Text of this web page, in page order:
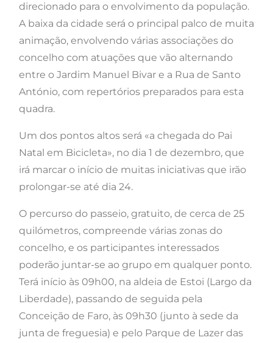
direcionado para o envolvimento da população.
A baixa da cidade será o principal palco de muita
animação, envolvendo várias associações do
concelho com atuações que vão alternando
entre o Jardim Manuel Bivar e a Rua de Santo
António, com repertórios preparados para esta
quadra.
Um dos pontos altos será «a chegada do Pai
Natal em Bicicleta», no dia 1 de dezembro, que
irá marcar o início de muitas iniciativas que irão
prolongar-se até dia 24.
O percurso do passeio, gratuito, de cerca de 25
quilómetros, compreende várias zonas do
concelho, e os participantes interessados
poderão juntar-se ao grupo em qualquer ponto.
Terá início às 09h00, na aldeia de Estoi (Largo da
Liberdade), passando de seguida pela
Conceição de Faro, às 09h30 (junto à sede da
junta de freguesia) e pelo Parque de Lazer das